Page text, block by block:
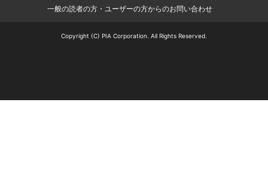
一般の読者の方・ユーザーの方からのお問い合わせ
Copyright (C) PIA Corporation. All Rights Reserved.